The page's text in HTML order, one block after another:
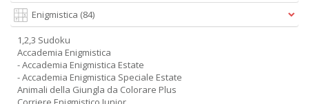
Enigmistica (84)
1,2,3 Sudoku
Accademia Enigmistica
- Accademia Enigmistica Estate
- Accademia Enigmistica Speciale Estate
Animali della Giungla da Colorare Plus